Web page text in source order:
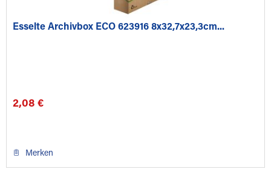
Esselte Archivbox ECO 623916 8x32,7x23,3cm...
2,08 €
Merken